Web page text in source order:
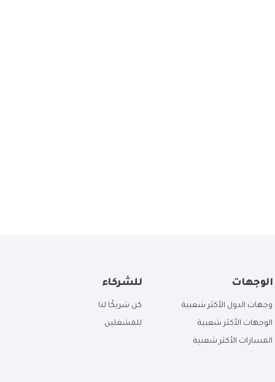
الوجهات
وجهات الدول الأكثر شعبية
الوجهات الأكثر شعبية
المسارات الأكثر شعبية
للشركاء
كن شريكًا لنا
للمشغلين